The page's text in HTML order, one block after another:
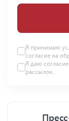
Я принимаю
согласие на
Я даю согласие
рассылок.